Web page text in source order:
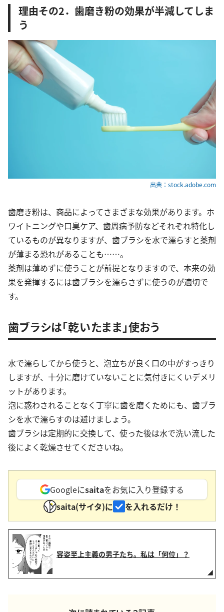
理由その2．歯磨き粉の効果が半減してしま
う
出典：stock.adobe.com
歯磨き粉は、商品によってさまざまな効果があります。ホ
ワイトニングや口臭ケア、歯周病予防などそれぞれ特化し
ているものが異なりますが、歯ブラシを水で濡らすと薬剤
が薄まる恐れがあることも……。
薬剤は薄めずに使うことが前提となりますので、本来の効
果を発揮するには歯ブラシを濡らさずに使うのが適切で
す。
歯ブラシは「乾いたまま」使おう
水で濡らしてから使うと、泡立ちが良く口の中がすっきり
しますが、十分に磨けていないことに気付きにくいデメリ
ットがあります。
泡に惑わされることなく丁寧に歯を磨くためにも、歯ブラ
シを水で濡らすのは避けましょう。
歯ブラシは定期的に交換して、使った後は水で洗い流した
後によく乾燥させてくださいね。
Googleにsaitaをお気に入り登録する
saita(サイタ)に
を入れるだけ！
容姿至上主義の男子たち。私は「何位」？